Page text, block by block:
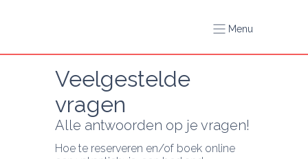
Menu
Veelgestelde
vragen
Alle antwoorden op je vragen!
Hoe te reserveren en/of boek online